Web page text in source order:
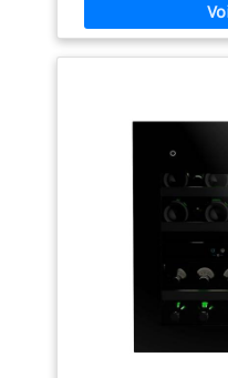
la puissance
température
consommation
bouteille souhaitée
maintenir une